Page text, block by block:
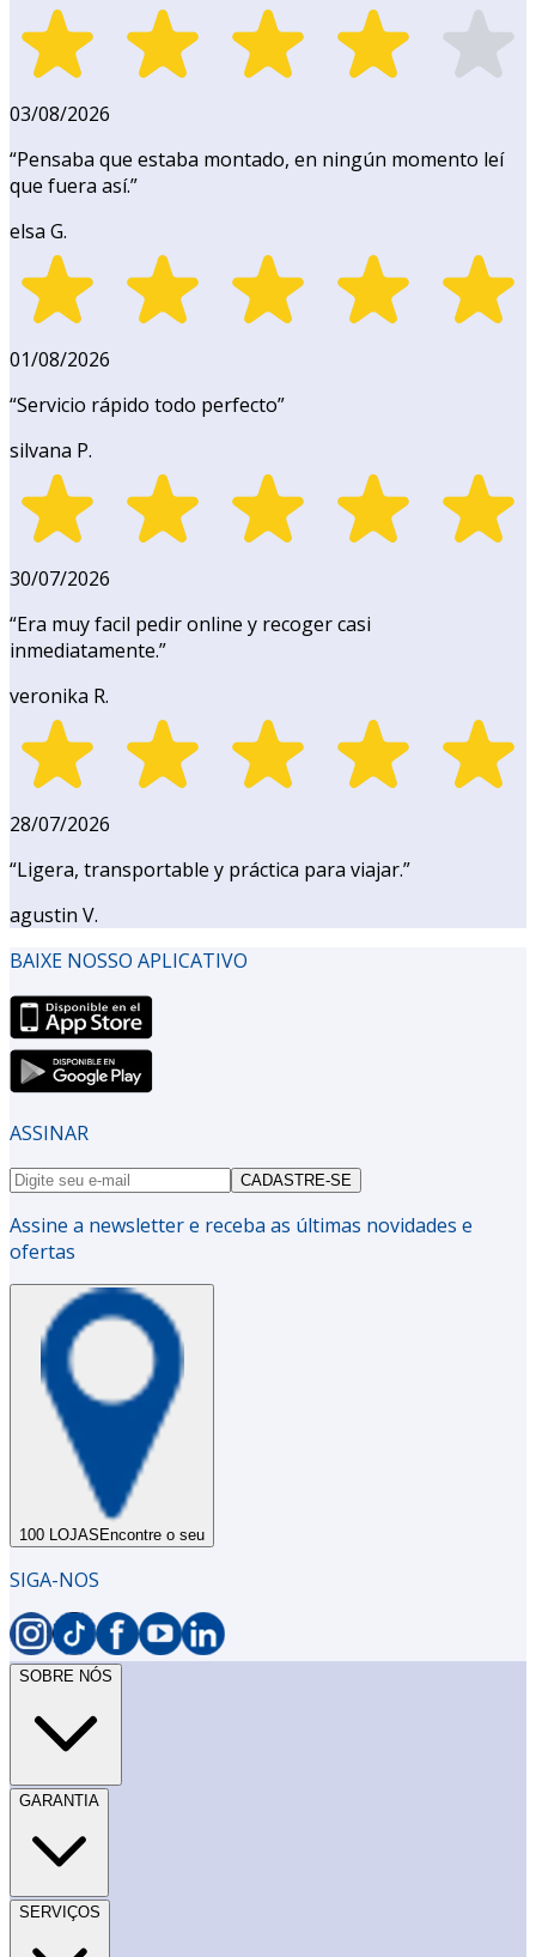
03/08/2026
“Pensaba que estaba montado, en ningún momento leí
que fuera así.”
elsa G.
01/08/2026
“Servicio rápido todo perfecto”
silvana P.
30/07/2026
“Era muy facil pedir online y recoger casi
inmediatamente.”
veronika R.
28/07/2026
“Ligera, transportable y práctica para viajar.”
agustin V.
BAIXE NOSSO APLICATIVO
ASSINAR
CADASTRE-SE
Assine a newsletter e receba as últimas novidades e
ofertas
100 LOJAS Encontre o seu
SIGA-NOS
SOBRE NÓS
GARANTIA
SERVIÇOS